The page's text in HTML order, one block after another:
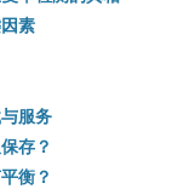
素
服务
存？
衡？